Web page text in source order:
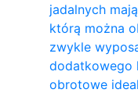
jadalnych
którą można
zwykle
dodatkowego
obrotowe